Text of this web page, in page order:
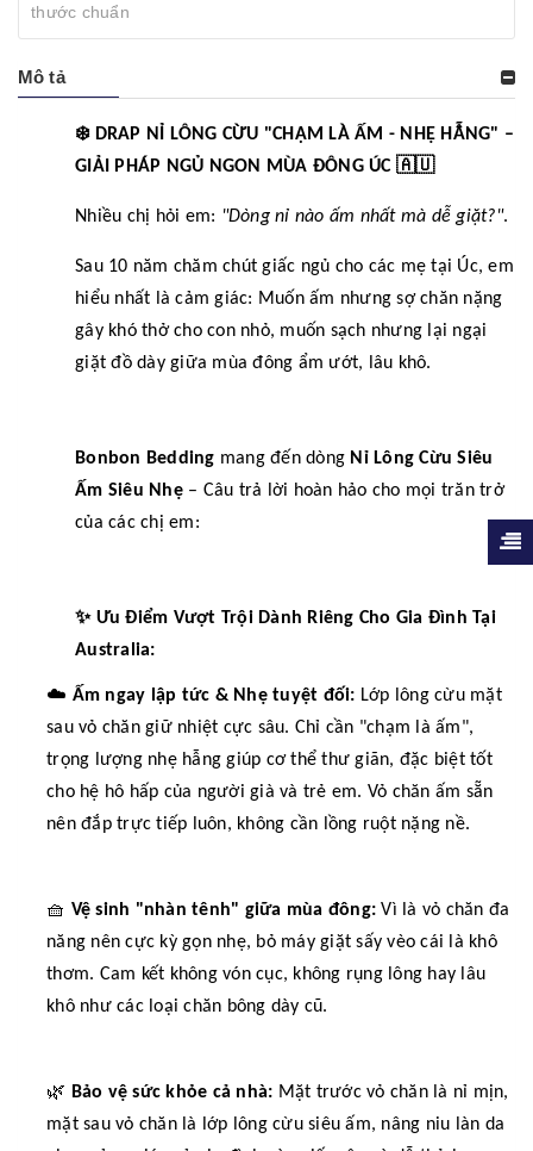
thước chuẩn
Mô tả
❄️DRAP NỈ LÔNG CỪU "CHẠM LÀ ẤM - NHẸ HẪNG" –
GIẢI PHÁP NGỦ NGON MÙA ĐÔNG ÚC 🇦🇺
Nhiều chị hỏi em: "Dòng nỉ nào ấm nhất mà dễ giặt?".
Sau 10 năm chăm chút giấc ngủ cho các mẹ tại Úc, em
hiểu nhất là cảm giác: Muốn ấm nhưng sợ chăn nặng
gây khó thở cho con nhỏ, muốn sạch nhưng lại ngại
giặt đồ dày giữa mùa đông ẩm ướt, lâu khô.
Bonbon Bedding mang đến dòng Nỉ Lông Cừu Siêu
Ấm Siêu Nhẹ– Câu trả lời hoàn hảo cho mọi trăn trở
của các chị em:
✨Ưu Điểm Vượt Trội Dành Riêng Cho Gia Đình Tại
Australia:
☁️ Ấm ngay lập tức & Nhẹ tuyệt đối: Lớp lông cừu mặt
sau vỏ chăn giữ nhiệt cực sâu. Chỉ cần "chạm là ấm",
trọng lượng nhẹ hẫng giúp cơ thể thư giãn, đặc biệt tốt
cho hệ hô hấp của người già và trẻ em. Vỏ chăn ấm sẵn
nên đắp trực tiếp luôn, không cần lồng ruột nặng nề.
🧺 Vệ sinh "nhàn tênh" giữa mùa đông: Vì là vỏ chăn đa
năng nên cực kỳ gọn nhẹ, bỏ máy giặt sấy vèo cái là khô
thơm. Cam kết không vón cục, không rụng lông hay lâu
khô như các loại chăn bông dày cũ.
🌿 Bảo vệ sức khỏe cả nhà: Mặt trước vỏ chăn là nỉ mịn,
mặt sau vỏ chăn là lớp lông cừu siêu ấm, nâng niu làn da